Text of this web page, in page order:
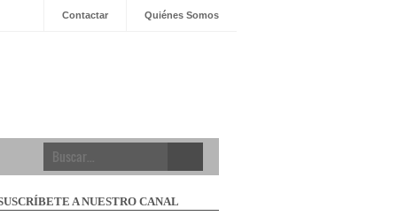
Quiénes Somos
Contactar
A NUESTRO CANAL